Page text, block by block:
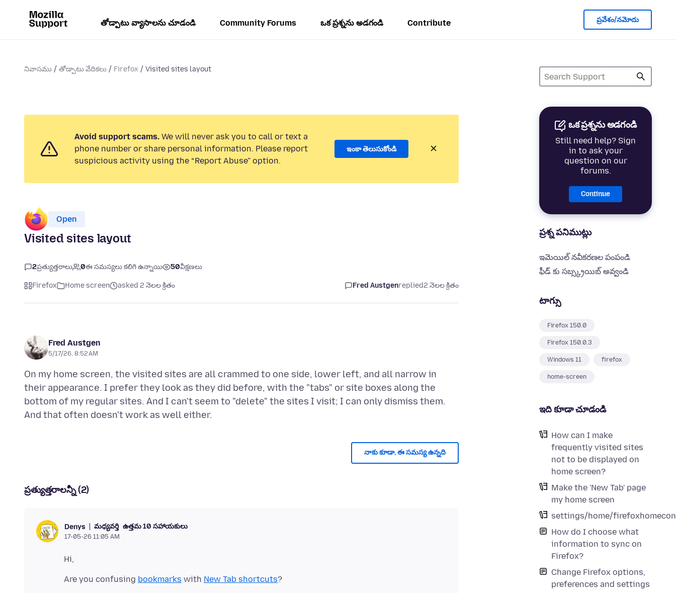
తోడ్పాటు వ్యాసాలను చూడండి Community Forums ఒక ప్రశ్నను అడగండి Contribute ప్రవేశం/నమోదు
నివాసము తోడ్పాటు వేదికలు Firefox Visited sites layout
ఒక ప్రశ్నను అడగండి
Still need help? Sign
in to ask your
question on our
forums.
Continue
ప్రశ్న పనిముట్లు
ఇమెయిల్ నవీకరణల పంపండి
ఫీడ్ కు సబ్స్క్రయిబ్ అవ్వండి
టాగ్సు
Firefox 150.0
Firefox 150.0.3
Windows 11 firefox
home-screen
ఇది కూడా చూడండి
How can I make
frequently visited sites
not to be displayed on
home screen?
Make the 'New Tab' page
my home screen
settings/home/
How do I choose what
information to sync on
Firefox?
Change Firefox options,
preferences and settings
Avoid support scams. We will never ask you to call or text a
phone number or share personal information. Please report
suspicious activity using the “Report Abuse” option.
ఇంకా తెలుసుకోండి
Open
Visited sites layout
2ప్రత్యుత్తరాలు 0ఈ సమస్యలు కలిగి ఉన్నాయి 50వీక్షణలు
Firefox Home screen asked 2 నెలల క్రితం Fred Austgenreplied2 నెలల క్రితం
Fred Austgen
5/17/26, 8:52 AM
On my home screen, the visited sites are all crammed to one side, lower left, and all narrow in
their appearance. I prefer they look as they did before, with the "tabs" or site boxes along the
bottom of my regular sites. And I can't seem to "delete" the sites I visit; I can only dismiss them.
నాకు కూడా, ఈ సమస్య ఉన్నది
ప్రత్యుత్తరాలన్నీ (2)
Denys మధ్యవర్తి ఉత్తమ 10 సహాయకులు
17-05-26 11:05 AM
Are you confusing bookmarks with New Tab shortcuts